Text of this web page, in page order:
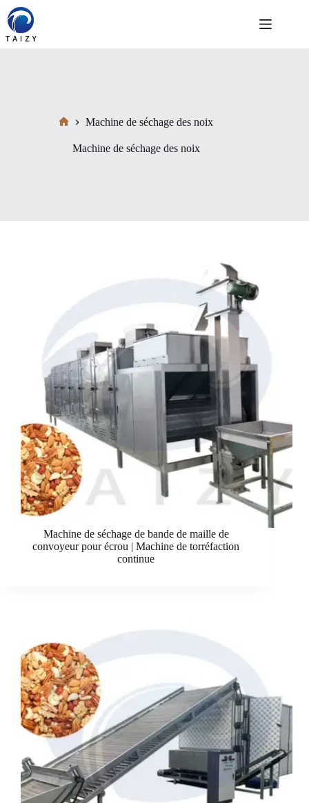
Passer
au
contenu
Machine de séchage des noix
Machine de séchage des noix
Machine de séchage de bande de maille de
convoyeur pour écrou | Machine de torréfaction
continue